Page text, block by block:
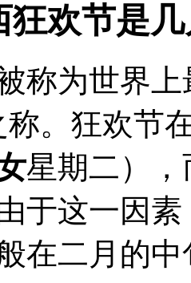
狂欢节是
称为世界
称。狂欢节
星期二）
于这一因
在二月的